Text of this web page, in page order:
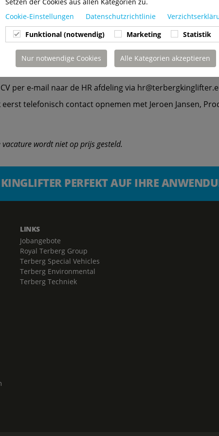
per e-mail naar de HR afdeling via
telefonisch contact opnemen met Jeroen Jansen,
wordt niet op prijs gesteld.
PERFEKT AUF IHRE
LINKS
Jobangebote
Royal Terberg Group
Terberg Special Vehicles
Terberg Environmental
Terberg Techniek
Cookie-Einstellungen
Datenschutzrichtlinie
Funktional (notwendig)
Marketing Statistik
Nur notwendige Cookies Alle Kategorien akzeptieren